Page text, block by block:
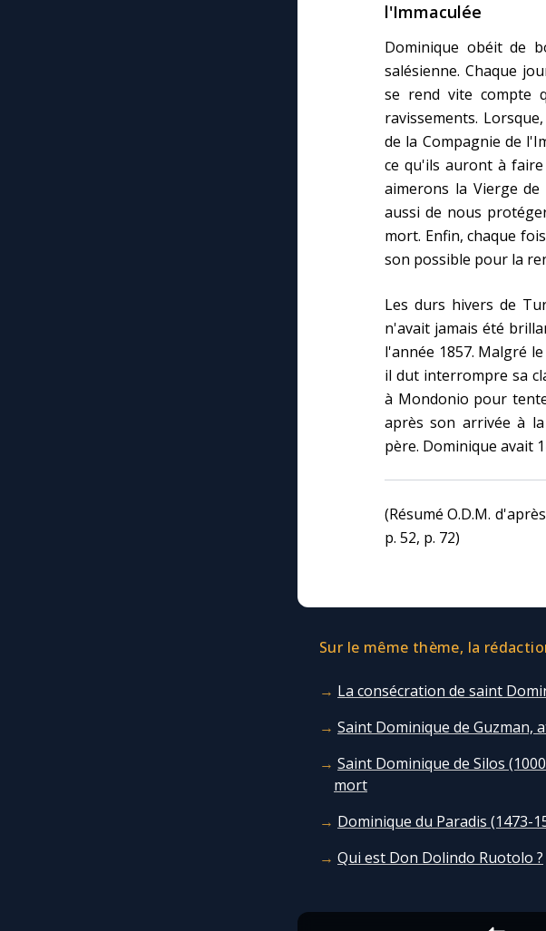
l'Immaculée
Dominique obéit de
salésienne. Chaque
se rend vite compte
ravissements.
de la Compagnie de
ce qu'ils auront à
aimerons la Vierge
aussi de nous
mort. Enfin, chaque
son possible pour la
Les durs hivers de
n'avait jamais été
l'année 1857. Malgré
il dut interrompre sa
à Mondonio pour
après son arrivée à
père. Dominique avait
(Résumé O.D.M.
p. 52, p. 72)
Sur le même thème, la
La consécration de saint
Saint Dominique de Guzman,
Saint Dominique de Silos
mort
Dominique du Paradis (1473-
Qui est Don Dolindo Ruotolo ?